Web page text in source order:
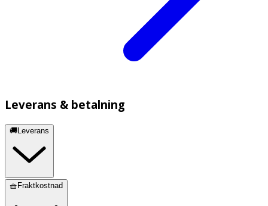
Leverans & betalning
🚚Leverans
🧺Fraktkostnad